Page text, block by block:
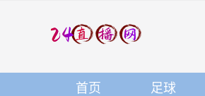
首页 足球